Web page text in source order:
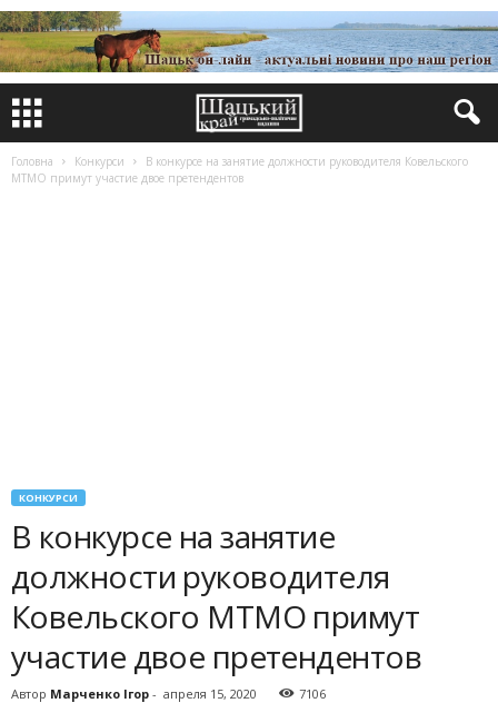
Головна Конкурси
В конкурсе на занятие должности руководителя Ковельского
МТМО примут участие двое претендентов
КОНКУРСИ
В конкурсе на занятие
должности руководителя
Ковельского МТМО примут
участие двое претендентов
Автор Марченко Ігор - апреля 15, 2020 7106